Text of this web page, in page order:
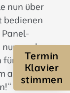
nun über
bedienen
noch
für die
an den
Termin
Klavier
stimmen